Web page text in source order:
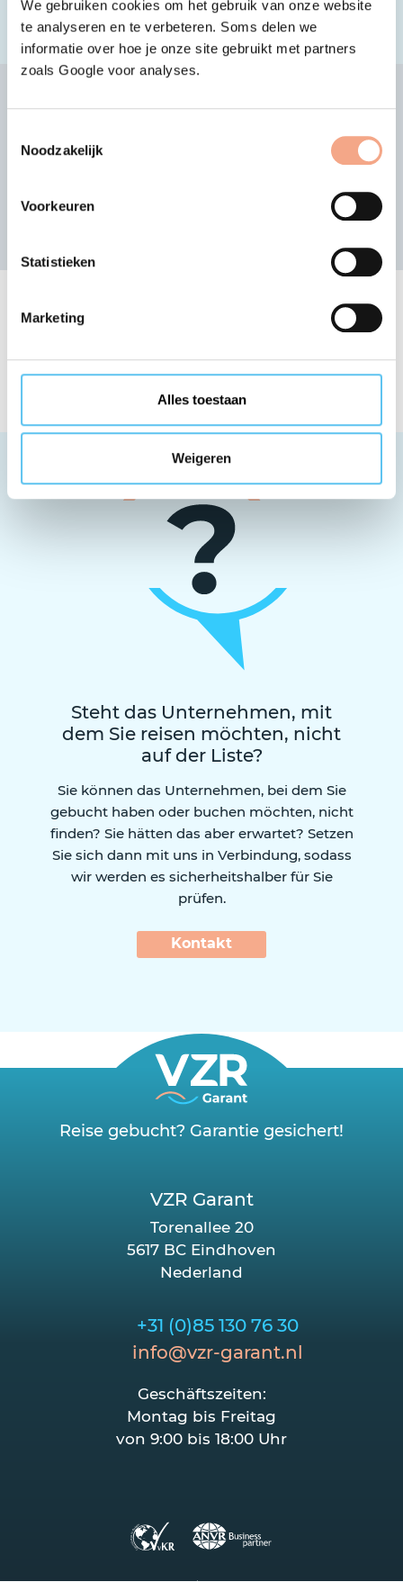
We gebruiken cookies om het gebruik van onze website
te analyseren en te verbeteren. Soms delen we
informatie over hoe je onze site gebruikt met partners
zoals Google voor analyses.
Noodzakelijk
Voorkeuren
Statistieken
Marketing
Alles toestaan
Weigeren
Sie dies überprüfen.
oder sehen Sie sich die alphabetische Liste an
Liste der an VZR Garant
Reiseveranstalter
Steht das Unternehmen, mit
dem Sie reisen möchten, nicht
auf der Liste?
Sie können das Unternehmen, bei dem Sie
gebucht haben oder buchen möchten, nicht
finden? Sie hätten das aber erwartet? Setzen
Sie sich dann mit uns in Verbindung, sodass
wir werden es sicherheitshalber für Sie
prüfen.
Kontakt
Reise gebucht? Garantie gesichert!
+31 (0)85 130 76 30
info@vzr-garant.nl
Geschäftszeiten:
Montag bis Freitag
von 9:00 bis 18:00 Uhr
VZR Garant
Torenallee 20
5617 BC Eindhoven
Nederland